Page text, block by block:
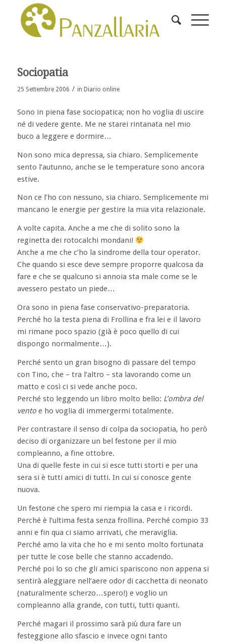
Sociopatia
25 Settembre 2006 / in Diario online
Sono in piena fase sociopatica; non ho voglia di uscire
né di vedere gente. Me ne starei rintanata nel mio
buco a leggere e dormire…
Non sono mica depressa, sia chiaro. Semplicemente
sento l’autunno, anche se le temperature sono ancora
estive.
Non ce l’ho con nessuno, sia chiaro. Semplicemente mi
mancano le energie per gestire la mia vita relazionale.
A volte capita. Anche a me che di solito sono la
reginetta dei rotocalchi mondani!
Anche a me che c’ho la sindrome della tour operator.
Che quando si esce deve sempre proporre qualcosa da
fare e che se qualcuno si annoia sta male come se le
avessero pestato un piede…
Ora sono in piena fase conservativo-preparatoria.
Perché ho la testa piena di Frollina e fra lei e il lavoro
mi rimane poco spazio (già è poco quello di cui
dispongo normalmente…).
Perché sento un gran bisogno di passare del tempo
con Tino, che – tra l’altro – sta lavorando come un
matto e così ci si vede anche poco.
Perché sto leggendo un libro molto bello: L’ombra del
ventoe ho voglia di immergermi totalmente.
Per contrastare il senso di colpa da sociopatia, ho però
deciso di organizzare un bel festone per il mio
compleanno, a fine ottobre.
Una di quelle feste in cui si esce tutti storti e per una
sera si è tutti amici di tutti. In cui si conosce gente
nuova.
Un festone che spero mi riempia la casa e i ricordi.
Perché è l’ultima festa senza frollina. Perché compio 33
anni e fin qua ci siamo arrivati, che meraviglia.
Perché amo la vita che ho e mi sento molto fortunata
per tutte le cose belle che stanno accadendo.
Perché poi lo so che gli amici spariscono non appena si
sentirà aleggiare nell’aere odor di cacchetta di neonato
(naturalmente scherzo…spero!) e voglio un
compleanno alla grande, con tutti, tutti quanti.
Perché magari il prossimo sarà più dura fare un
festeggione allo sfascio e invece ogni tanto